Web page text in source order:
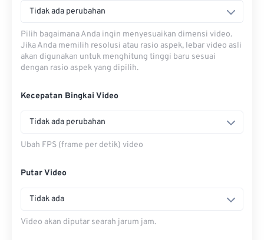
Tidak ada perubahan
Pilih bagaimana Anda ingin menyesuaikan dimensi video.
Jika Anda memilih resolusi atau rasio aspek, lebar video asli
akan digunakan untuk menghitung tinggi baru sesuai
dengan rasio aspek yang dipilih.
Kecepatan Bingkai Video
Tidak ada perubahan
Ubah FPS (frame per detik) video
Putar Video
Tidak ada
Video akan diputar searah jarum jam.